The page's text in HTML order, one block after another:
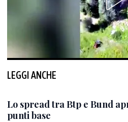
LEGGI ANCHE
Lo spread tra Btp e Bund
punti base